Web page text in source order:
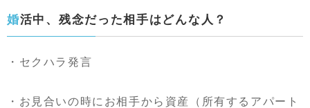
婚活中、残念だった相手はどんな人？
・セクハラ発言
・お見合いの時にお相手から資産（所有するアパート